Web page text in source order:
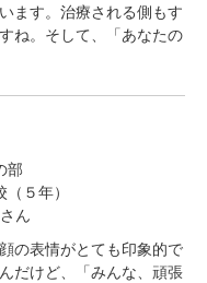
ます。治療される側もす
ね。そして、「あなたの
部
５年）
ん
の表情がとても印象的で
だけど、「みんな、頑張